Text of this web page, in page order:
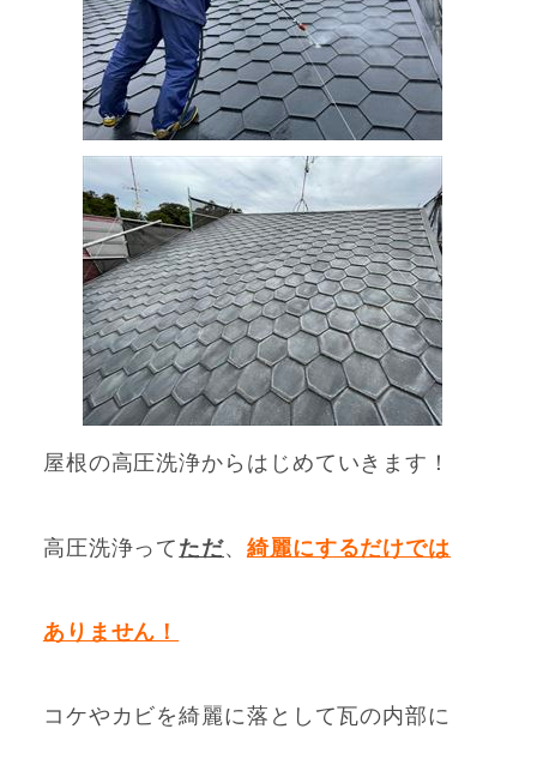
屋根の高圧洗浄から はじめて いきます！
高圧洗浄って ただ、 綺麗にするだけでは
ありません！
コケやカビを綺麗に落として瓦の内部に